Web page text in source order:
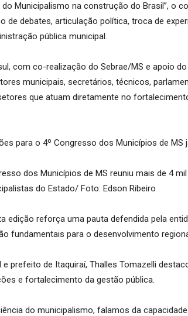
Municipalismo na construção do Brasil”, o
de debates, articulação política, troca de
pública municipal.
com co-realização do Sebrae/MS e apoio
municipais, secretários, técnicos,
que atuam diretamente no
dos Municípios de MS reuniu mais de 4
do Estado/ Foto: Edson Ribeiro
edição reforça uma pauta defendida pela
fundamentais para o desenvolvimento
prefeito de Itaquiraí, Thalles Tomazelli
e fortalecimento da gestão pública.
do municipalismo, falamos da